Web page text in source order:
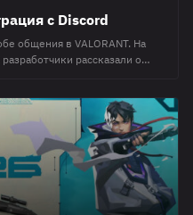
с Discord
общения в VALORANT. На
рассказали о
записей активность из
В полной мере новинкой